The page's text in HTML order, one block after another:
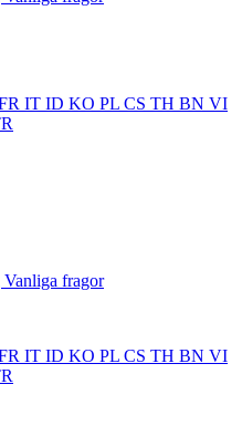
IT ID KO PL CS TH BN VI
Vanliga fragor
IT ID KO PL CS TH BN VI